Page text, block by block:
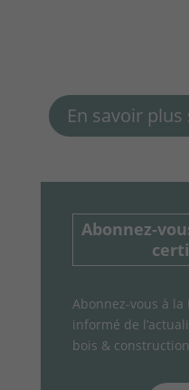
En savoir
Abonnez-
Abonnez-vous à la
informé de
bois & construction